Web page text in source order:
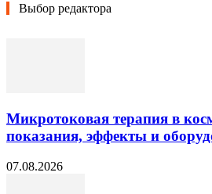
Выбор редактора
Микротоковая терапия в
показания, эффекты и
07.08.2026